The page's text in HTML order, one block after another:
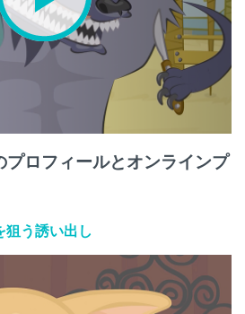
プロフィールとオンラインプ
狙う誘い出し